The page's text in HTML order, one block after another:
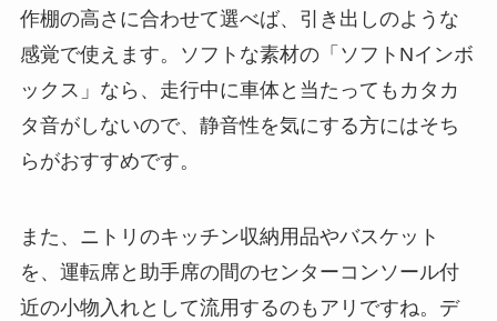
作棚の高さに合わせて選べば、引き出しのような
感覚で使えます。ソフトな素材の「ソフトNインボ
ックス」なら、走行中に車体と当たってもカタカ
タ音がしないので、静音性を気にする方にはそち
らがおすすめです。
また、ニトリのキッチン収納用品やバスケット
を、運転席と助手席の間のセンターコンソール付
近の小物入れとして流用するのもアリですね。デ